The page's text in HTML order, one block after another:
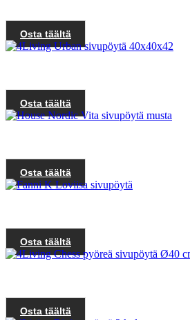
Osta täältä
Osta täältä
Osta täältä
Osta täältä
Osta täältä